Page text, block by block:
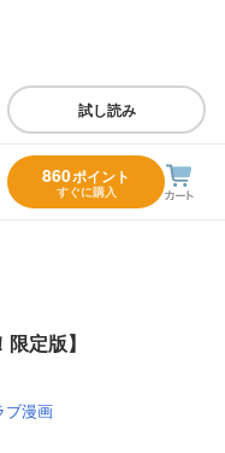
試し読み
860ポイント
すぐに購入
定版】
ブ漫画